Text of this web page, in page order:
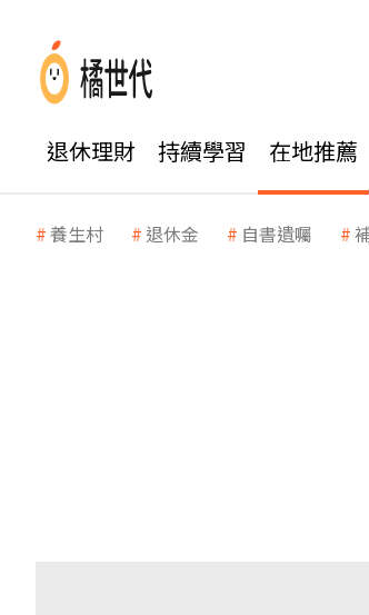
退休理財 持續學習 在地推薦
養生村 退休金 自書遺囑